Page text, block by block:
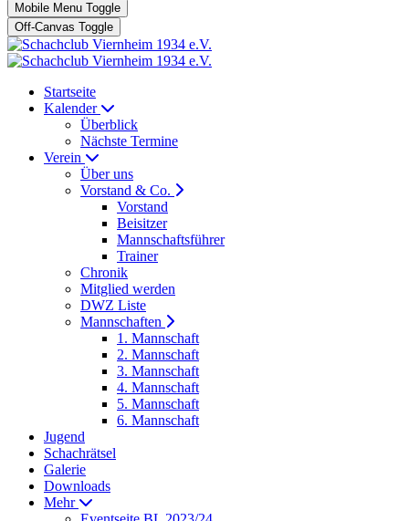
Mobile Menu Toggle
Off-Canvas Toggle
Startseite
Kalender
Überblick
Nächste Termine
Verein
Über uns
Vorstand & Co.
Vorstand
Beisitzer
Mannschaftsführer
Trainer
Chronik
Mitglied werden
DWZ Liste
Mannschaften
1. Mannschaft
2. Mannschaft
3. Mannschaft
4. Mannschaft
5. Mannschaft
6. Mannschaft
Jugend
Schachrätsel
Galerie
Downloads
Mehr